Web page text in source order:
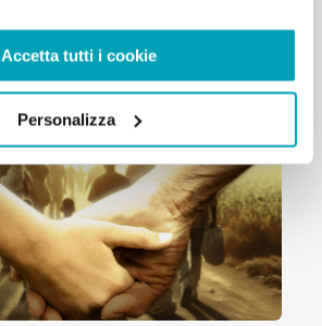
Accetta tutti i cookie
Personalizza